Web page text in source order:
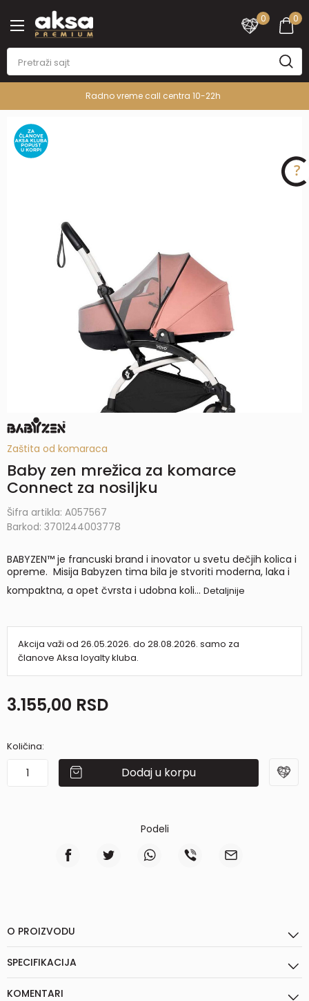
0
0
Radno vreme call centra 10-22h
Zaštita od komaraca
Baby zen mrežica za komarce
Connect za nosiljku
Šifra artikla: A057567
Barkod: 3701244003778
BABYZEN™ je francuski brand i inovator u svetu dečjih kolica i
opreme. Misija Babyzen tima bila je stvoriti moderna, laka i
kompaktna, a opet čvrsta i udobna koli... Detaljnije
Akcija važi od 26.05.2026. do 28.08.2026. samo za
članove Aksa loyalty kluba.
3.155,00 RSD
Količina:
Dodaj u korpu
Podeli
O PROIZVODU
SPECIFIKACIJA
KOMENTARI